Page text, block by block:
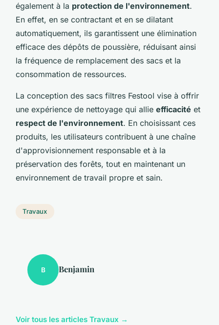
également à la protection de l'environnement.
En effet, en se contractant et en se dilatant
automatiquement, ils garantissent une élimination
efficace des dépôts de poussière, réduisant ainsi
la fréquence de remplacement des sacs et la
consommation de ressources.
La conception des sacs filtres Festool vise à offrir
une expérience de nettoyage qui allie efficacité et
respect de l'environnement. En choisissant ces
produits, les utilisateurs contribuent à une chaîne
d'approvisionnement responsable et à la
préservation des forêts, tout en maintenant un
environnement de travail propre et sain.
Travaux
B Benjamin
Voir tous les articles Travaux →